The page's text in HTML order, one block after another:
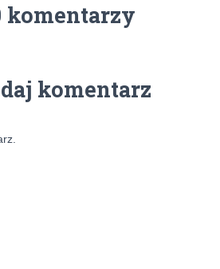
komentarzy
komentarz